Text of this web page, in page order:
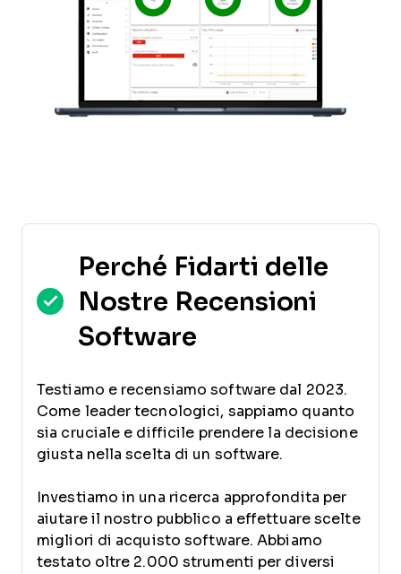
Perché Fidarti delle
Nostre Recensioni
Software
Testiamo e recensiamo software dal 2023.
Come leader tecnologici, sappiamo quanto
sia cruciale e difficile prendere la decisione
giusta nella scelta di un software.
Investiamo in una ricerca approfondita per
aiutare il nostro pubblico a effettuare scelte
migliori di acquisto software. Abbiamo
testato oltre 2.000 strumenti per diversi